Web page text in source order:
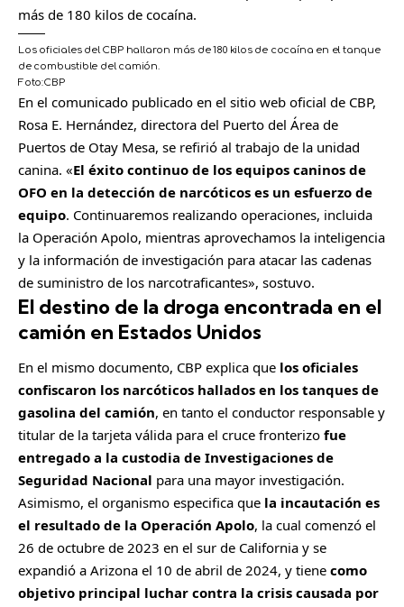
más de 180 kilos de cocaína.
Los oficiales del CBP hallaron más de 180 kilos de cocaína en el tanque
de combustible del camión.
Foto:CBP
C
o
m
p
a
r
t
i
r
En el comunicado publicado en el sitio web oficial de CBP,
Rosa E. Hernández, directora del Puerto del Área de
Puertos de Otay Mesa, se refirió al trabajo de la unidad
canina. «El éxito continuo de los equipos caninos de
OFO en la detección de narcóticos es un esfuerzo de
equipo. Continuaremos realizando operaciones, incluida
la Operación Apolo, mientras aprovechamos la inteligencia
y la información de investigación para atacar las cadenas
de suministro de los narcotraficantes», sostuvo.
El destino de la droga encontrada en el
camión en Estados Unidos
En el mismo documento, CBP explica que los oficiales
confiscaron los narcóticos hallados en los tanques de
gasolina del camión, en tanto el conductor responsable y
titular de la tarjeta válida para el cruce fronterizo fue
entregado a la custodia de Investigaciones de
Seguridad Nacional para una mayor investigación.
Asimismo, el organismo especifica que la incautación es
el resultado de la Operación Apolo, la cual comenzó el
26 de octubre de 2023 en el sur de California y se
expandió a Arizona el 10 de abril de 2024, y tiene como
objetivo principal luchar contra la crisis causada por